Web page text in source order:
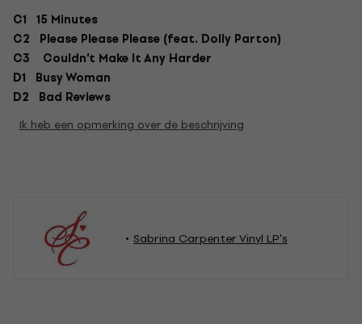
C1 15 Minutes
C2 Please Please Please (feat. Dolly Parton)
C3 Couldn’t Make It Any Harder
D1 Busy Woman
D2 Bad Reviews
Ik heb een opmerking over de beschrijving
Sabrina Carpenter Vinyl LP's